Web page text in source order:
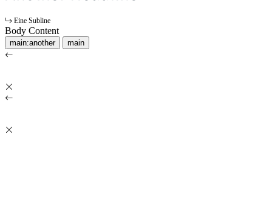
Eine Subline
Body Content
main:another main